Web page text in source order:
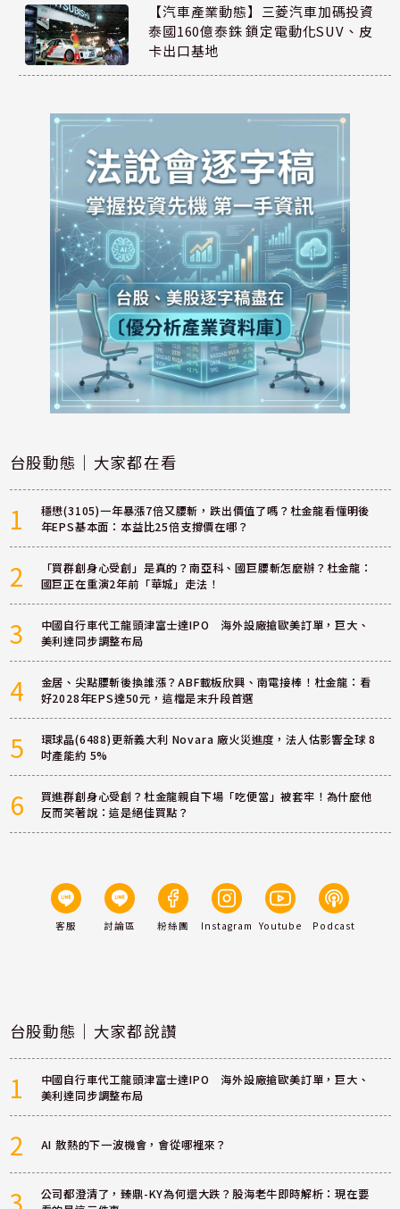
【汽車產業動態】三菱汽車加碼投資
泰國160億泰銖 鎖定電動化SUV、皮
卡出口基地
台股動態｜大家都在看
1
穩懋(3105)一年暴漲7倍又腰斬，跌出價值了嗎？杜金龍看懂明後
年EPS基本面：本益比25倍支撐價在哪？
2
「買群創身心受創」是真的？南亞科、國巨腰斬怎麼辦？杜金龍：
國巨正在重演2年前「華城」走法！
3
中國自行車代工龍頭津富士達IPO 海外設廠搶歐美訂單，巨大、
美利達同步調整布局
4
金居、尖點腰斬後換誰漲？ABF載板欣興、南電接棒！杜金龍：看
好2028年EPS達50元，這檔是末升段首選
5
環球晶(6488)更新義大利 Novara 廠火災進度，法人估影響全球 8
吋產能約 5%
6
買進群創身心受創？杜金龍親自下場「吃便當」被套牢！為什麼他
反而笑著說：這是絕佳買點？
客服 討論區 粉絲團 Instagram Youtube Podcast
台股動態｜大家都說讚
1
中國自行車代工龍頭津富士達IPO 海外設廠搶歐美訂單，巨大、
美利達同步調整布局
2 AI 散熱的下一波機會，會從哪裡來？
3
公司都澄清了，臻鼎-KY為何還大跌？股海老牛即時解析：現在要